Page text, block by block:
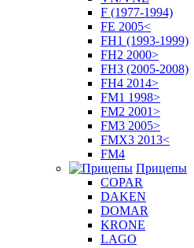
F (1977-1994)
FE 2005<
FH1 (1993-1999)
FH2 2000>
FH3 (2005-2008)
FH4 2014>
FM1 1998>
FM2 2001>
FM3 2005>
FMX3 2013<
FM4
Прицепы
COPAR
DAKEN
DOMAR
KRONE
LAGO